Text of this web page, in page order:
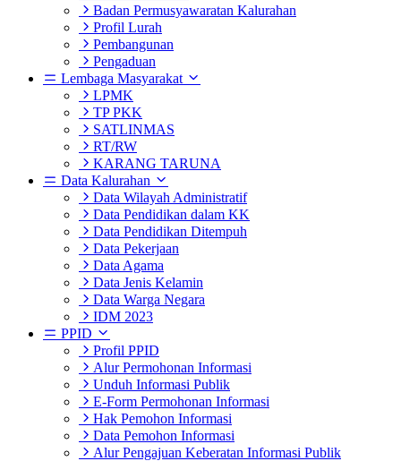
Badan Permusyawaratan Kalurahan
Profil Lurah
Pembangunan
Pengaduan
Lembaga Masyarakat
LPMK
TP PKK
SATLINMAS
RT/RW
KARANG TARUNA
Data Kalurahan
Data Wilayah Administratif
Data Pendidikan dalam KK
Data Pendidikan Ditempuh
Data Pekerjaan
Data Agama
Data Jenis Kelamin
Data Warga Negara
IDM 2023
PPID
Profil PPID
Alur Permohonan Informasi
Unduh Informasi Publik
E-Form Permohonan Informasi
Hak Pemohon Informasi
Data Pemohon Informasi
Alur Pengajuan Keberatan Informasi Publik